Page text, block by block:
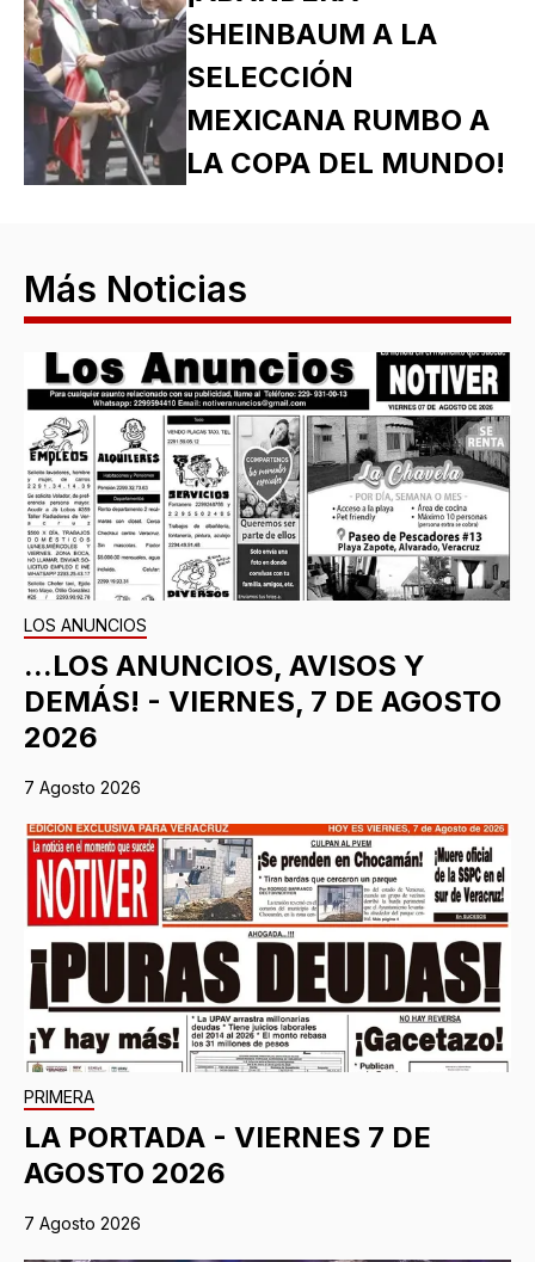
SHEINBAUM A LA
SELECCIÓN
MEXICANA RUMBO A
LA COPA DEL MUNDO!
Más Noticias
LOS ANUNCIOS
...LOS ANUNCIOS, AVISOS Y
DEMÁS! - VIERNES, 7 DE AGOSTO
2026
7 Agosto 2026
PRIMERA
LA PORTADA - VIERNES 7 DE
AGOSTO 2026
7 Agosto 2026